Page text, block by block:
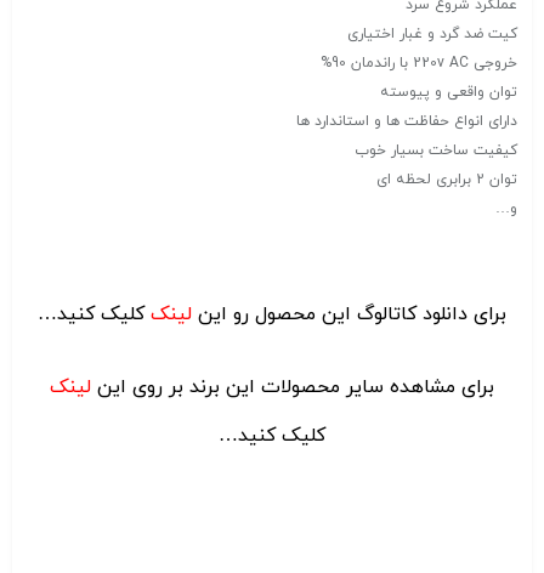
عملکرد شروع سرد
کیت ضد گرد و غبار اختیاری
خروجی 220v AC با راندمان 90%
توان واقعی و پیوسته
دارای انواع حفاظت ها و استاندارد ها
کیفیت ساخت بسیار خوب
توان 2 برابری لحظه ای
و…
برای دانلود کاتالوگ این محصول رو این لینککلیک کنید…
برای مشاهده سایر محصولات این برند بر روی این لینک
کلیک کنید…